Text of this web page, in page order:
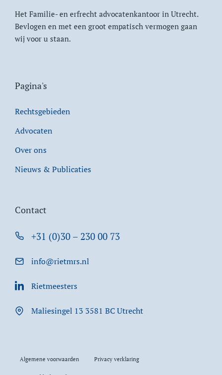
Het Familie- en erfrecht advocatenkantoor in Utrecht.
Bevlogen en met een groot empatisch vermogen gaan
wij voor u staan.
Pagina's
Rechtsgebieden
Advocaten
Over ons
Nieuws & Publicaties
Contact
+31 (0)30 – 230 00 73
info@rietmrs.nl
Rietmeesters
Maliesingel 13 3581 BC Utrecht
Algemene voorwaarden Privacy verklaring